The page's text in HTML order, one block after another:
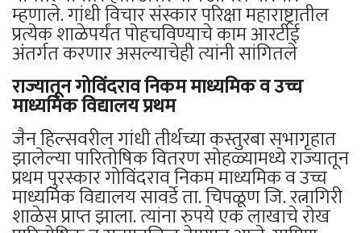
म्हणाले. गांधी विचार संस्कार परिक्षा महाराष्ट्रातील
प्रत्येक शाळेपर्यंत पोहचविण्याचे काम आरटीई
अंतर्गत करणार असल्याचेही त्यांनी सांगितले
राज्यातून गोविंदराव निकम माध्यमिक व उच्च
माध्यमिक विद्यालय प्रथम
जैन हिल्सवरील गांधी तीर्थच्या कस्तुरबा सभागृहात
झालेल्या पारितोषिक वितरण सोहळ्यामध्ये राज्यातून
प्रथम पुरस्कार गोविंदराव निकम माध्यमिक व उच्च
माध्यमिक विद्यालय सावर्डे ता. चिपळूण जि. रत्नागिरी
शाळेस प्राप्त झाला. त्यांना रुपये एक लाखाचे रोख